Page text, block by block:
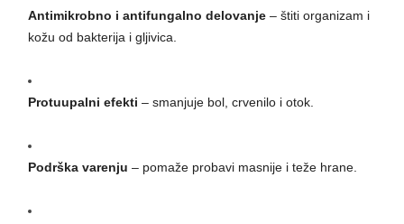
Antimikrobno i antifungalno delovanje – štiti organizam i
kožu od bakterija i gljivica.
Protuupalni efekti – smanjuje bol, crvenilo i otok.
Podrška varenju – pomaže probavi masnije i teže hrane.